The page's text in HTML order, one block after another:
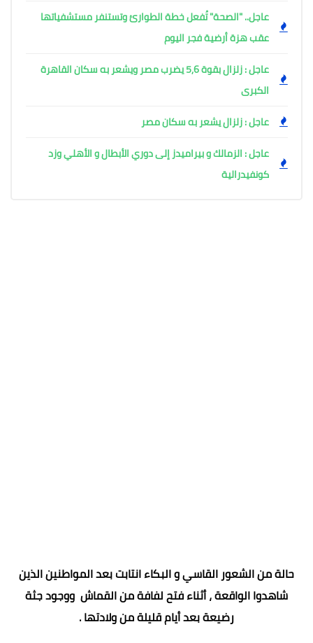
عاجل.. "الصحة" تُفعل خطة الطوارئ وتستنفر مستشفياتها
عقب هزة أرضية فجر اليوم ​
عاجل : زلزال بقوة 5,6 يضرب مصر ويشعر به سكان القاهرة
الكبرى
عاجل : زلزال يشعر به سكان مصر
عاجل : الزمالك و بيراميدز إلى دوري الأبطال و الأهلي وزد
كونفيدرالية
حالة من الشعور القاسي و البكاء انتابت بعد المواطنين الذين
شاهدوا الواقعة ، أثناء فتح لفافة من القماش ووجود جثة
رضيعة بعد أيام قليلة من ولادتها .